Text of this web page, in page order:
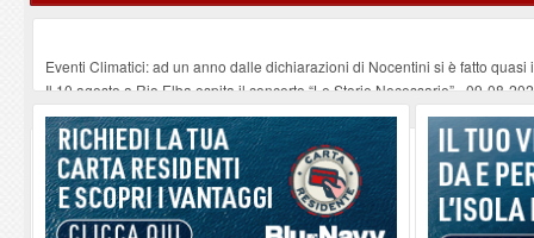
Eventi Climatici: ad un anno dalle dichiarazioni di Nocentini si è fatto quasi
Il 10 agosto a Rio Elba ospita il concerto “Le Storie Necessarie”-09-08-
Procchio - Straordinario successo del nuovo format Quiz Musicale-09-08-
All’Elba il traghetto non è una vacanza: è la nostra strada
09-08-2026
Alla libreria Mardilibri “The Chloris”, canzoni rarefatte - 09-08-2026